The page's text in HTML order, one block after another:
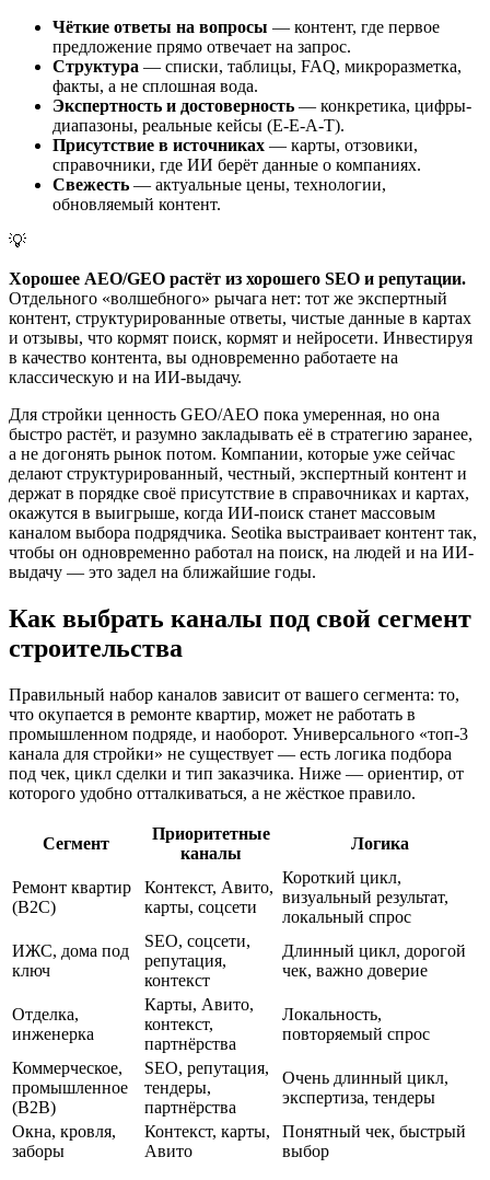
Чёткие ответы на вопросы — контент, где первое
предложение прямо отвечает на запрос.
Структура — списки, таблицы, FAQ, микроразметка,
факты, а не сплошная вода.
Экспертность и достоверность — конкретика, цифры-
диапазоны, реальные кейсы (E-E-A-T).
Присутствие в источниках — карты, отзовики,
справочники, где ИИ берёт данные о компаниях.
Свежесть — актуальные цены, технологии,
обновляемый контент.
💡
Хорошее AEO/GEO растёт из хорошего SEO и репутации.
Отдельного «волшебного» рычага нет: тот же экспертный
контент, структурированные ответы, чистые данные в картах
и отзывы, что кормят поиск, кормят и нейросети. Инвестируя
в качество контента, вы одновременно работаете на
классическую и на ИИ-выдачу.
Для стройки ценность GEO/AEO пока умеренная, но она
быстро растёт, и разумно закладывать её в стратегию заранее,
а не догонять рынок потом. Компании, которые уже сейчас
делают структурированный, честный, экспертный контент и
держат в порядке своё присутствие в справочниках и картах,
окажутся в выигрыше, когда ИИ-поиск станет массовым
каналом выбора подрядчика. Seotika выстраивает контент так,
чтобы он одновременно работал на поиск, на людей и на ИИ-
выдачу — это задел на ближайшие годы.
Как выбрать каналы под свой сегмент
строительства
Правильный набор каналов зависит от вашего сегмента: то,
что окупается в ремонте квартир, может не работать в
промышленном подряде, и наоборот. Универсального «топ-3
канала для стройки» не существует — есть логика подбора
под чек, цикл сделки и тип заказчика. Ниже — ориентир, от
которого удобно отталкиваться, а не жёсткое правило.
Сегмент
Приоритетные
каналы
Логика
Ремонт квартир
(B2C)
Контекст, Авито,
карты, соцсети
Короткий цикл,
визуальный результат,
локальный спрос
ИЖС, дома под
ключ
SEO, соцсети,
репутация,
контекст
Длинный цикл, дорогой
чек, важно доверие
Отделка,
инженерка
Карты, Авито,
контекст,
партнёрства
Локальность,
повторяемый спрос
Коммерческое,
промышленное
(B2B)
SEO, репутация,
тендеры,
партнёрства
Очень длинный цикл,
экспертиза, тендеры
Окна, кровля,
заборы
Контекст, карты,
Авито
Понятный чек, быстрый
выбор